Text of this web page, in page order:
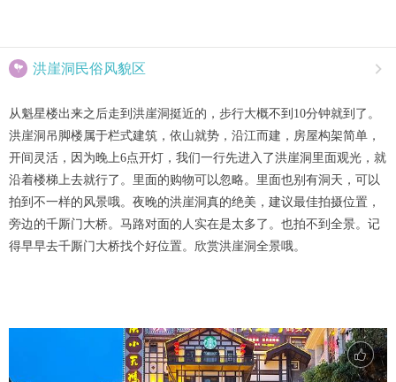
 洪崖洞民俗风貌区 
从魁星楼出来之后走到洪崖洞挺近的，步行大概不到10分钟就到了。
洪崖洞吊脚楼属于栏式建筑，依山就势，沿江而建，房屋构架简单，
开间灵活，因为晚上6点开灯，我们一行先进入了洪崖洞里面观光，就
沿着楼梯上去就行了。里面的购物可以忽略。里面也别有洞天，可以
拍到不一样的风景哦。夜晚的洪崖洞真的绝美，建议最佳拍摄位置，
旁边的千厮门大桥。马路对面的人实在是太多了。也拍不到全景。记
得早早去千厮门大桥找个好位置。欣赏洪崖洞全景哦。